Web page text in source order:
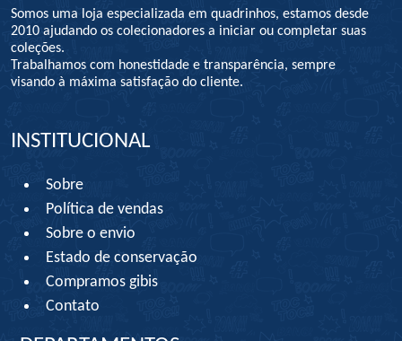
Somos uma loja especializada em quadrinhos, estamos desde
2010 ajudando os colecionadores a iniciar ou completar suas
coleções.
Trabalhamos com honestidade e transparência, sempre
visando à máxima satisfação do cliente.
INSTITUCIONAL
Sobre
Política de vendas
Sobre o envio
Estado de conservação
Compramos gibis
Contato